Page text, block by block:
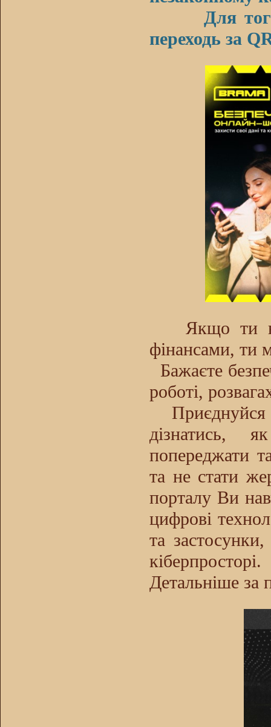
Для того
переходь за
Якщо ти
фінансами, ти
Бажаєте
роботі,
Приєднуйся
дізнатись,
попереджати
та не стати
порталу Ви
цифрові
та
кіберпросторі.
Детальніше за